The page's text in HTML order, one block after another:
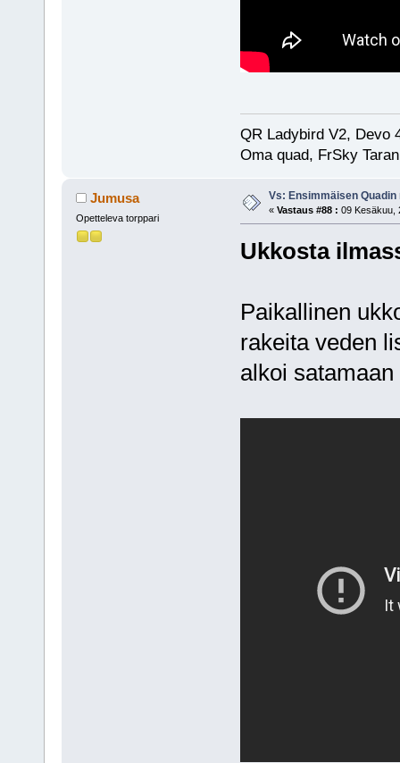
QR Ladybird V2, Devo
Oma quad, FrSky
Jumusa
Opetteleva torppari
Vs: Ensimmäisen
« Vastaus #88 : 09 Kesäkuu,
Ukkosta
Paikallinen
rakeita veden
alkoi